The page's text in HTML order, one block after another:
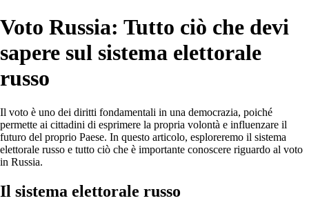
Voto Russia: Tutto ciò che devi
sapere sul sistema elettorale
russo
Il voto è uno dei diritti fondamentali in una democrazia, poiché
permette ai cittadini di esprimere la propria volontà e influenzare il
futuro del proprio Paese. In questo articolo, esploreremo il sistema
elettorale russo e tutto ciò che è importante conoscere riguardo al voto
in Russia.
Il sistema elettorale russo